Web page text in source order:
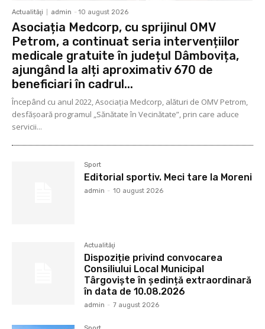
Actualităţi admin - 10 august 2026
Asociația Medcorp, cu sprijinul OMV
Petrom, a continuat seria intervențiilor
medicale gratuite în județul Dâmbovița,
ajungând la alți aproximativ 670 de
beneficiari în cadrul...
Începând cu anul 2022, Asociația Medcorp, alături de OMV Petrom,
desfășoară programul „Sănătate în Vecinătate”, prin care aduce
servicii...
Sport
Editorial sportiv. Meci tare la Moreni
admin - 10 august 2026
Actualităţi
Dispoziție privind convocarea
Consiliului Local Municipal
Târgoviște în ședință extraordinară
în data de 10.08.2026
admin - 7 august 2026